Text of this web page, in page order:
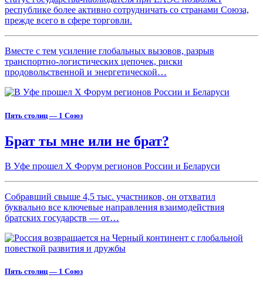
республике более активно сотрудничать со странами Союза,
прежде всего в сфере торговли.
Вместе с тем усиление глобальных вызовов, разрыв
транспортно-логистических цепочек, риски
продовольственной и энергетической…
Пять столиц — 1 Союз
Брат ты мне или не брат?
В Уфе прошел X Форум регионов России и Беларуси
Собравший свыше 4,5 тыс. участников, он отхватил
буквально все ключевые направления взаимодействия
братских государств — от…
Пять столиц — 1 Союз